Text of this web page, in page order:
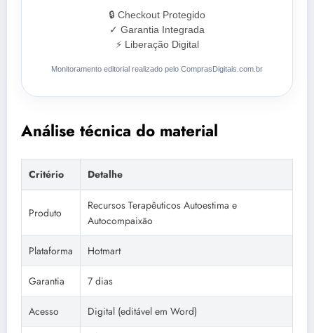
🔒 Checkout Protegido
✓ Garantia Integrada
⚡ Liberação Digital
Monitoramento editorial realizado pelo ComprasDigitais.com.br
Análise técnica do material
Critério Detalhe
Produto
Recursos Terapêuticos Autoestima e
Autocompaixão
Plataforma Hotmart
Garantia 7 dias
Acesso Digital (editável em Word)